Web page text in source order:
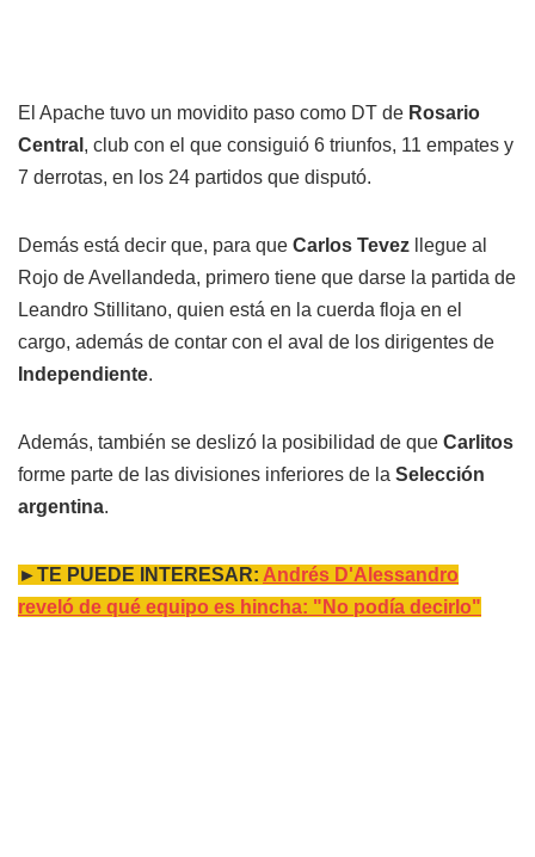
El Apache tuvo un movidito paso como DT de Rosario
Central , club con el que consiguió 6 triunfos, 11 empates y
7 derrotas, en los 24 partidos que disputó.
Demás está decir que, para que Carlos Tevez llegue al
Rojo de Avellandeda, primero tiene que darse la partida de
Leandro Stillitano, quien está en la cuerda floja en el
cargo, además de contar con el aval de los dirigentes de
Independiente.
Además, también se deslizó la posibilidad de que Carlitos
forme parte de las divisiones inferiores de la Selección
argentina.
►TE PUEDE INTERESAR: Andrés D'Alessandro
reveló de qué equipo es hincha: "No podía decirlo"